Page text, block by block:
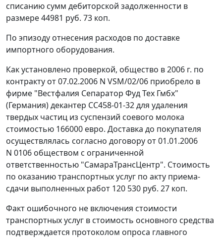
списанию сумм дебиторской задолженности в
размере 44981 руб. 73 коп.
По эпизоду отнесения расходов по доставке
импортного оборудования.
Как установлено проверкой, общество в 2006 г. по
контракту от 07.02.2006 N VSM/02/06 приобрело в
фирме "Вестфалия Сепаратор Фуд Тех Гмбх"
(Германия) декантер СС458-01-32 для удаления
твердых частиц из суспензий соевого молока
стоимостью 166000 евро. Доставка до покупателя
осуществлялась согласно договору от 01.01.2006
N 0106 обществом с ограниченной
ответственностью "СамараТрансЦентр". Стоимость
по оказанию транспортных услуг по акту приема-
сдачи выполненных работ 120 530 руб. 27 коп.
Факт ошибочного не включения стоимости
транспортных услуг в стоимость основного средства
подтверждается протоколом опроса главного